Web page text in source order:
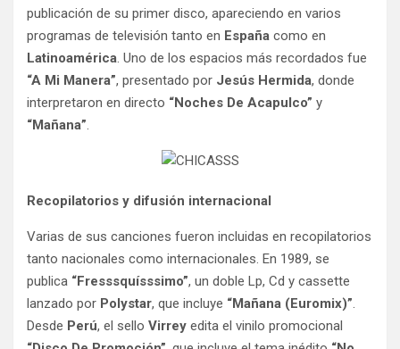
publicación de su primer disco, apareciendo en varios
programas de televisión tanto en España como en
Latinoamérica. Uno de los espacios más recordados fue
“A Mi Manera”, presentado por Jesús Hermida, donde
interpretaron en directo “Noches De Acapulco” y
“Mañana”.
Recopilatorios y difusión internacional
Varias de sus canciones fueron incluidas en recopilatorios
tanto nacionales como internacionales. En 1989, se
publica “Fresssquísssimo”, un doble Lp, Cd y cassette
lanzado por Polystar, que incluye “Mañana (Euromix)”.
Desde Perú, el sello Virrey edita el vinilo promocional